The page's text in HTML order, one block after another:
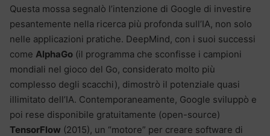
Questa mossa segnalò l’intenzione di Google di investire
pesantemente nella ricerca più profonda sull’IA, non solo
nelle applicazioni pratiche. DeepMind, con i suoi successi
come AlphaGo (il programma che sconfisse i campioni
mondiali nel gioco del Go, considerato molto più
complesso degli scacchi), dimostrò il potenziale quasi
illimitato dell’IA. Contemporaneamente, Google sviluppò e
poi rese disponibile gratuitamente (open-source)
TensorFlow (2015), un “motore” per creare software di